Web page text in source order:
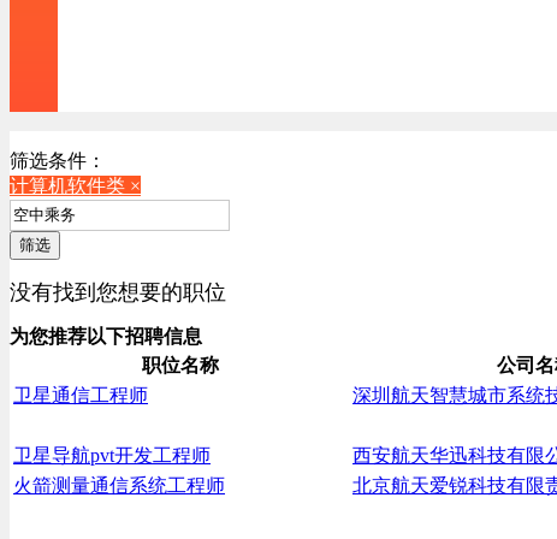
筛选条件：
计算机软件类 ×
筛选
没有找到您想要的职位
为您推荐以下招聘信息
职位名称
公司
卫星通信工程师
深圳航天智慧城市系统
卫星导航pvt开发工程师
西安航天华迅科技有限
火箭测量通信系统工程师
北京航天爱锐科技有限